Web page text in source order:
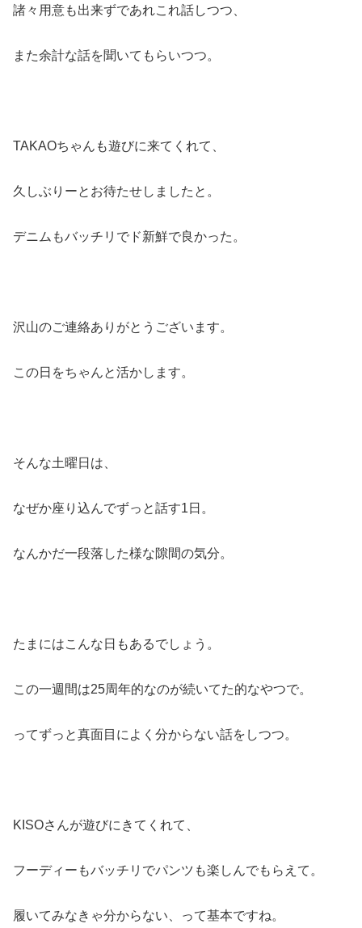
諸々用意も出来ずであれこれ話しつつ、
また余計な話を聞いてもらいつつ。
TAKAOちゃんも遊びに来てくれて、
久しぶりーとお待たせしましたと。
デニムもバッチリでド新鮮で良かった。
沢山のご連絡ありがとうございます。
この日をちゃんと活かします。
そんな土曜日は、
なぜか座り込んでずっと話す1日。
なんかだ一段落した様な隙間の気分。
たまにはこんな日もあるでしょう。
この一週間は25周年的なのが続いてた的なやつで。
ってずっと真面目によく分からない話をしつつ。
KISOさんが遊びにきてくれて、
フーディーもバッチリでパンツも楽しんでもらえて。
履いてみなきゃ分からない、って基本ですね。